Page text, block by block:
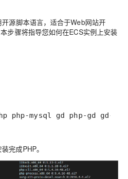
源脚本语言，适合于Web网站开
步骤将指导您如何在ECS实例上安装
mysql gd php-gd gd-
完成PHP。